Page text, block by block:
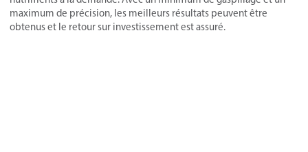
maximum de précision, les meilleurs résultats peuvent être
obtenus et le retour sur investissement est assuré.